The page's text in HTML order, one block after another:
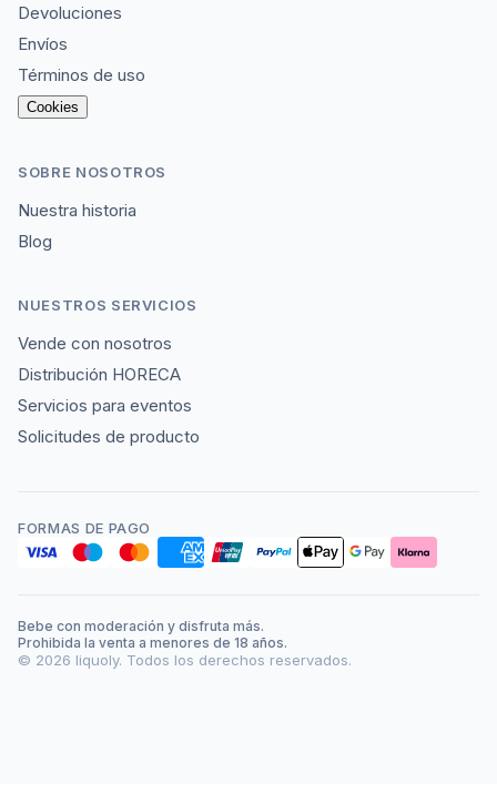
Devoluciones
Envíos
Términos de uso
Cookies
SOBRE NOSOTROS
Nuestra historia
Blog
NUESTROS SERVICIOS
Vende con nosotros
Distribución HORECA
Servicios para eventos
Solicitudes de producto
FORMAS DE PAGO
Bebe con moderación y disfruta más.
Prohibida la venta a menores de 18 años.
© 2026 liquoly. Todos los derechos reservados.